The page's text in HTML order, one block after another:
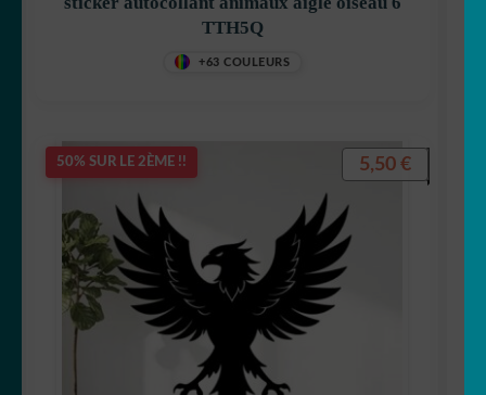
TTH5Q
+63 COULEURS
50% SUR LE 2ÈME !! 5,50 €